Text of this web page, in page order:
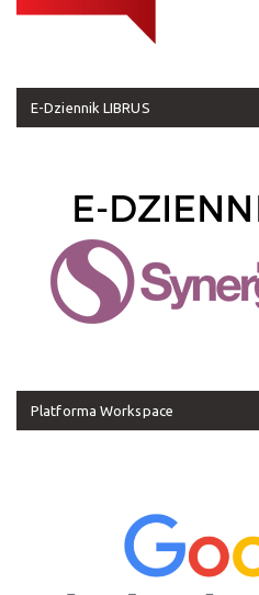
E-Dziennik LIBRUS
Platforma Workspace